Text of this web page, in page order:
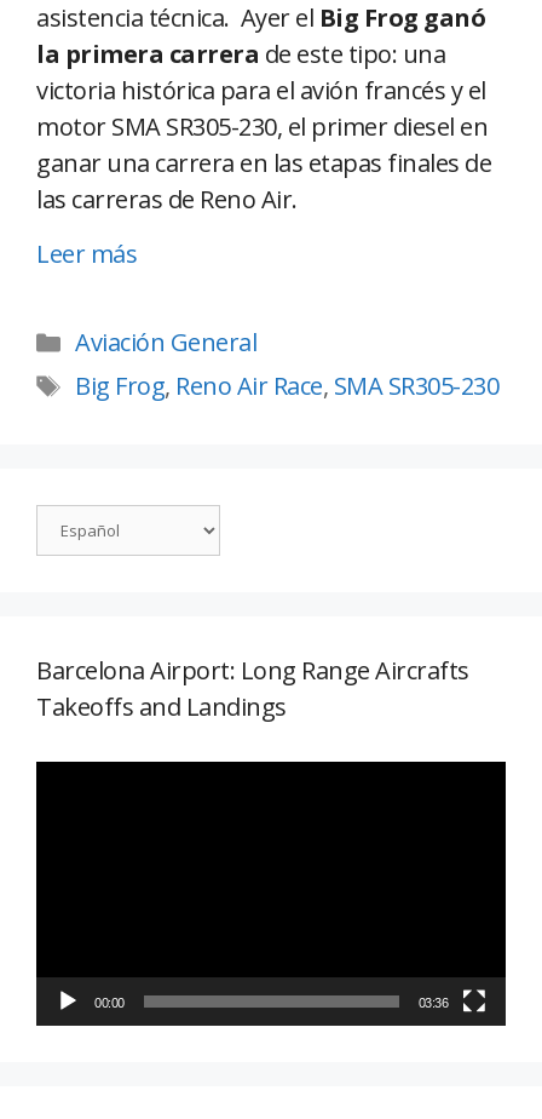
asistencia técnica. Ayer el Big Frog ganó
la primera carrera de este tipo: una
victoria histórica para el avión francés y el
motor SMA SR305-230, el primer diesel en
ganar una carrera en las etapas finales de
las carreras de Reno Air.
Leer más
Aviación General
Big Frog, Reno Air Race, SMA SR305-230
Barcelona Airport: Long Range Aircrafts
Takeoffs and Landings
00:00 03:36